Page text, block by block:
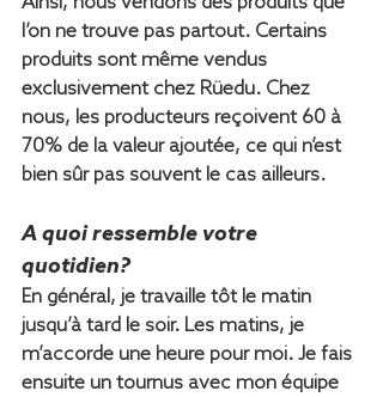
l’on ne trouve pas partout. Certains
produits sont même vendus
exclusivement chez Rüedu. Chez
nous, les producteurs reçoivent 60 à
70% de la valeur ajoutée, ce qui n’est
bien sûr pas souvent le cas ailleurs.
A quoi ressemble votre
quotidien?
En général, je travaille tôt le matin
jusqu’à tard le soir. Les matins, je
m’accorde une heure pour moi. Je fais
ensuite un tournus avec mon équipe